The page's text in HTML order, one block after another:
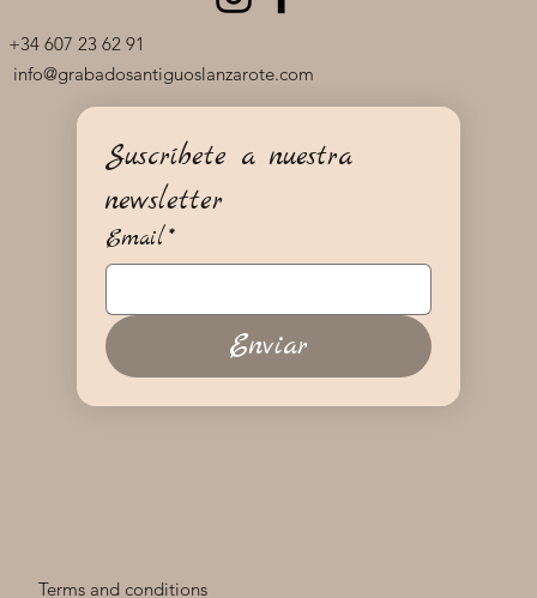
+34 607 23 62 91
info@grabadosantiguoslanzarote.com
Terms and conditions
Suscríbete a nuestra
newsletter
Email*
Enviar